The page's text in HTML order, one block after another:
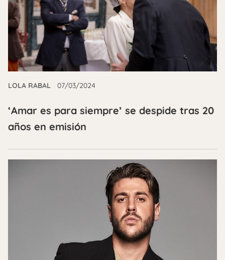
LOLA RABAL 07/03/2024
‘Amar es para siempre’ se despide tras 20
años en emisión